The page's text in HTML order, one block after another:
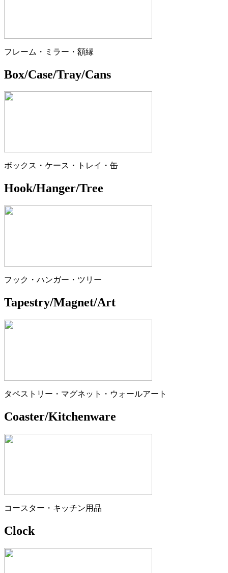
フレーム・ミラー・額縁
Box/Case/Tray/Cans
ボックス・ケース・トレイ・缶
Hook/Hanger/Tree
フック・ハンガー・ツリー
Tapestry/Magnet/Art
タペストリー・マグネット・ウォールアート
Coaster/Kitchenware
コースター・キッチン用品
Clock